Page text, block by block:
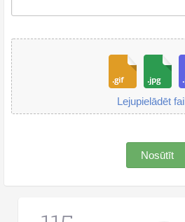
Lejupielādēt
Nosūtīt